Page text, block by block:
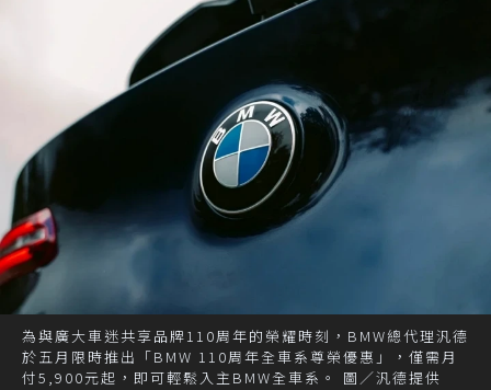
為與廣大車迷共享品牌110周年的榮耀時刻，BMW總代理汎德
於五月限時推出「BMW 110周年全車系尊榮優惠」，僅需月
付5,900元起，即可輕鬆入主BMW全車系。 圖／汎德提供